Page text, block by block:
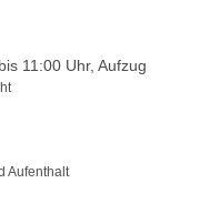
11:00 Uhr, Aufzug
Aufenthalt